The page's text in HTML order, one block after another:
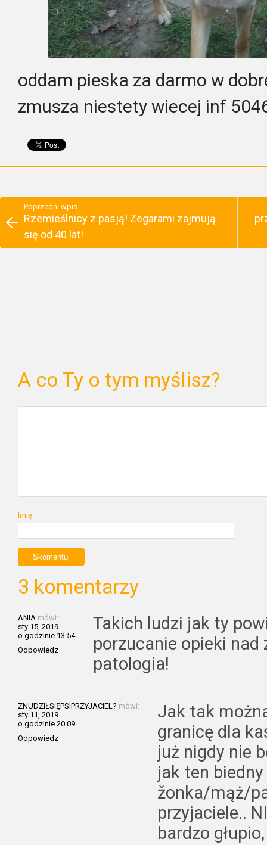
oddam pieska za darmo w
zmusza niestety wiecej inf
Poprzedni wpis
Rzemieślnicy z pasją! Zegarami zajmują
się od 40 lat!
A co Ty o tym myślisz?
Imię
3 komentarzy
ANIA mówi:
sty 15, 2019
o godzinie 13:54
Odpowiedz
Takich ludzi jak ty
porzucanie opieki nad
patologia!
ZNUDZIŁSIĘPSIPRZYJACIEL? mówi:
sty 11, 2019
o godzinie 20:09
Odpowiedz
Jak tak
granicę dla
już nigdy nie
jak ten
žonka/mąż/
przyjaciele..
bardzo